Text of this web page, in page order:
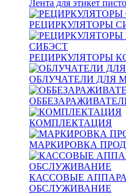
Лента для этикет
РЕЦИРКУЛЯТОРЫ
РЕЦИРКУЛЯТОРЫ
ОБЛУЧАТЕЛИ ДЛЯ
КОМПЛЕКТАЦИЯ
МАРКИРОВКА
КАССОВЫЕ
ОБСЛУЖИВАНИЕ